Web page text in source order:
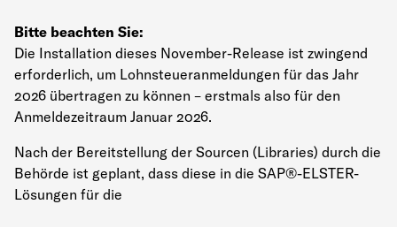
Bitte beachten Sie:
Die Installation dieses November-Release ist zwingend
erforderlich, um Lohnsteueranmeldungen für das Jahr
2026 übertragen zu können – erstmals also für den
Anmeldezeitraum Januar 2026.
Nach der Bereitstellung der Sourcen (Libraries) durch die
Behörde ist geplant, dass diese in die SAP®-ELSTER-
Lösungen für die